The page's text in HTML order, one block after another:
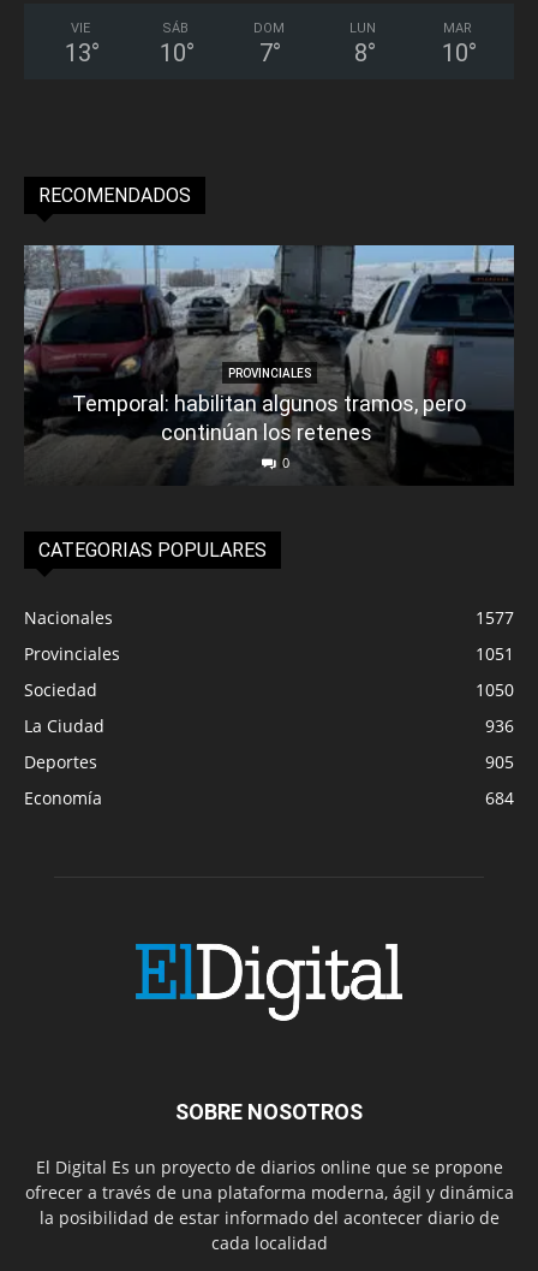
VIE
13°
SÁB
10°
DOM
7°
LUN
8°
MAR
10°
RECOMENDADOS
PROVINCIALES
Temporal: habilitan algunos tramos, pero
continúan los retenes
0
CATEGORIAS POPULARES
Nacionales
1577
Provinciales
1051
Sociedad
1050
La Ciudad
936
Deportes
905
Economía
684
SOBRE NOSOTROS
El Digital Es un proyecto de diarios online que se propone
ofrecer a través de una plataforma moderna, ágil y dinámica
la posibilidad de estar informado del acontecer diario de
cada localidad